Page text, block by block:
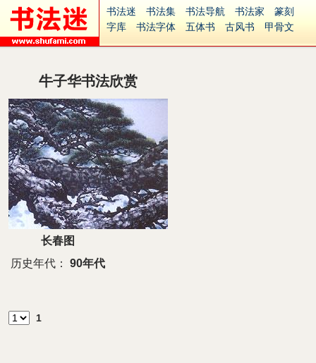
书法迷 书法集 书法导航 书法家
篆刻
字库
书法字体 五体书 古风书
甲骨文
集字
古籍
中医
起名
字体下载
Ai矢量
P图宝
安全网站
捐赠
牛子华书法欣赏
长春图
历史年代：
90年代
1